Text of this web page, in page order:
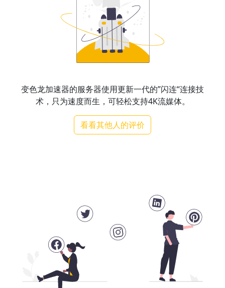
变色龙加速器的服务器使用更新一代的”闪连“连接技
术，只为速度而生，可轻松支持4K流媒体。
看看其他人的评价